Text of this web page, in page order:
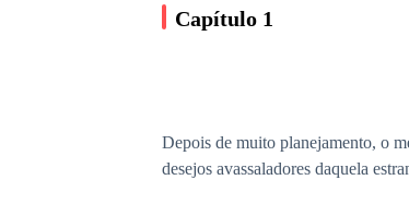
Capítulo 1
Depois de muito planejamento, o
desejos avassaladores daquela